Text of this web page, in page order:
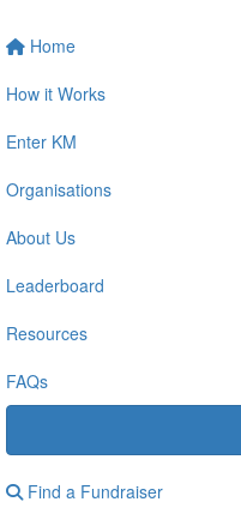
Home
How it Works
Enter KM
Organisations
About Us
Leaderboard
Resources
FAQs
Find a Fundraiser